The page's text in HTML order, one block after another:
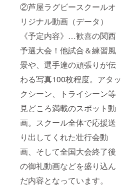
②芦屋ラグビースクールオ
リジナル動画（データ）
《予定内容》…歓喜の関西
予選大会！他試合＆練習風
景や、選手達の頑張りが伝
わる写真100枚程度。アタッ
クシーン、トライシーン等
見どころ満載のスポット動
画。スクール全体で応援送
り出してくれた壮行会動
画、そして全国大会終了後
の御礼動画などを盛り込ん
だ内容となっています。